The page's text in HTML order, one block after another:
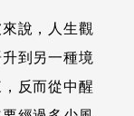
說，人生觀
到另一種境
反而從中醒